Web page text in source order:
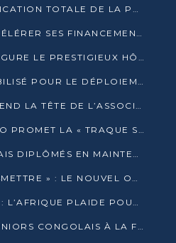
L’AFRIQUE VISE L’ÉRADICATION TOTALE DE LA POLIOMYÉLITE D’ICI 2026
LA BAD PROMET D’ACCÉLÉRER SES FINANCEMENTS AVEC LE MINISTÈRE DE L’ASSAINISSEMENT
SASSOU NGUESSO INAUGURE LE PRESTIGIEUX HÔTEL KEMPINSKI BRAZZAVILLE
LE SECTEUR PRIVÉ MOBILISÉ POUR LE DÉPLOIEMENT DE 19 MINI-CENTRALES SOLAIRES
YVON SANA BANGUI PREND LA TÊTE DE L’ASSOCIATION DES BANQUES CENTRALES AFRICAINES
DENIS SASSOU-NGUESSO PROMET LA « TRAQUE SANS RELÂCHE » DU GRAND BANDITISME
13 MILITAIRES CONGOLAIS DIPLÔMÉS EN MAINTENANCE INDUSTRIELLE APRÈS TROIS ANS DE FORMATION À L’UNIVERSITÉ MARIEN-NGOUABI
« BÂTIR, SERVIR, TRANSMETTRE » : LE NOUVEL OUVRAGE QUI INTERPELLE LES COLLECTIVITÉS
SYMPOSIUM DE L’ABCA : L’AFRIQUE PLAIDE POUR UN FINANCEMENT CLIMATIQUE ÉQUITABLE
TAEKWONDO : DEUX JUNIORS CONGOLAIS À LA FINALE D’OPEN SYRIES 2025 À ABIDJAN